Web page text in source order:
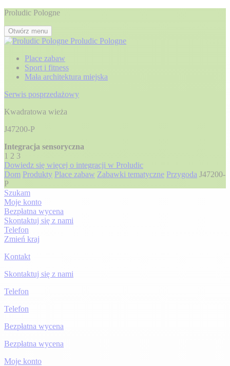
Proludic Pologne
Otwórz menu
Proludic Pologne
Place zabaw
Sport i fitness
Mała architektura miejska
Serwis posprzedażowy
Kwadratowa wieża
J47200-P
Integracja sensoryczna
1 2 3
Dowiedz się więcej o integracji w Proludic
Dom Produkty Place zabaw Zabawki tematyczne Przygoda J47200-
P
Szukam
Moje konto
Bezpłatna wycena
Skontaktuj się z nami
Telefon
Zmień kraj
Kontakt
Skontaktuj się z nami
Telefon
Telefon
Bezpłatna wycena
Bezpłatna wycena
Moje konto